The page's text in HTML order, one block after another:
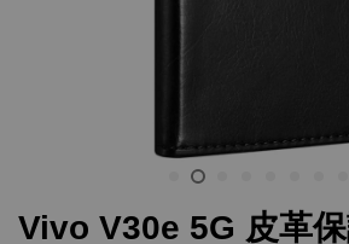
Vivo V30e 5G 皮革